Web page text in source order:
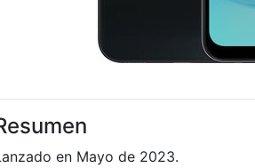
en Mayo de 2023.